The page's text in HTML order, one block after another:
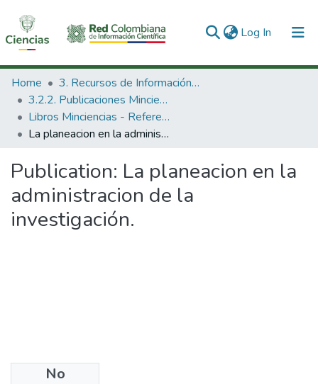
Log In (current)
Communities & Collections
All of DSpace
Statistics
Home
3. Recursos de Información Científica y Tecnológica
3.2.2. Publicaciones Minciencias
Libros Minciencias - Referenciales
La planeacion en la administracion de la investigación.
Publication: La planeacion en la
administracion de la
investigación.
No